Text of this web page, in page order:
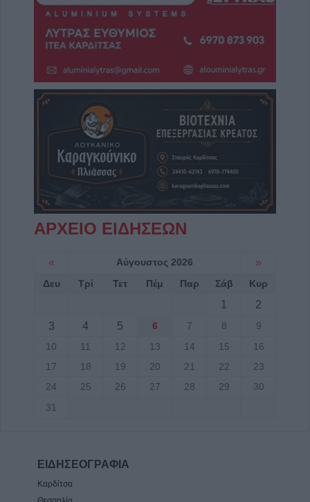
ΑΡΧΕΙΟ ΕΙΔΗΣΕΩΝ
« Αύγουστος 2026 »
Δευ Τρί Τετ Πέμ Παρ Σάβ Κυρ
1
2
3
4 5 6 7 8
9
10
11 12 13 14 15
16
17
18 19 20 21 22
23
24
25 26 27 28 29
30
31
ΕΙΔΗΣΕΟΓΡΑΦΙΑ
Καρδίτσα